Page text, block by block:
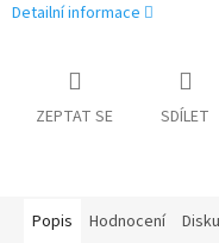
Detailní informace
ZEPTAT SE SDÍLET
Popis Hodnocení